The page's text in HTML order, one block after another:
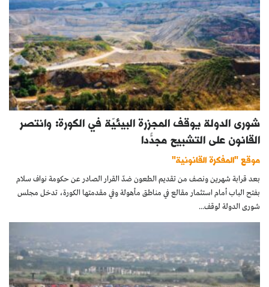
شورى الدولة يوقف المجزرة البيئيّة في الكورة: وانتصر
القانون على التشبيح مجدّدًا
موقع "المفكرة القانونية"
بعد قرابة شهرين ونصف من تقديم الطعون ضدّ القرار الصادر عن حكومة نواف سلام
بفتح الباب أمام استثمار مقالع في مناطق مأهولة وفي مقدمتها الكورة، تدخل مجلس
شورى الدولة لوقف...